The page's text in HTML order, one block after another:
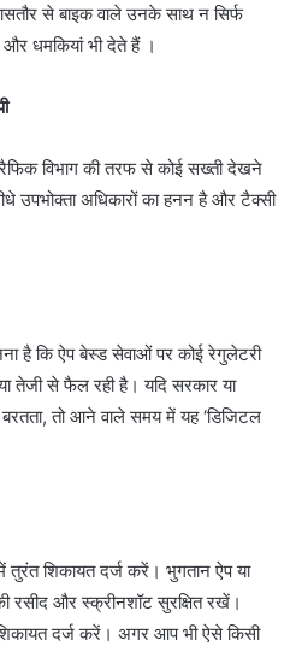
से बाइक वाले उनके साथ न सिर्फ
और धमकियां भी देते हैं ।
विभाग की तरफ से कोई सख्ती देखने
उपभोक्ता अधिकारों का हनन है और टैक्सी
है कि ऐप बेस्ड सेवाओं पर कोई रेगुलेटरी
तेजी से फैल रही है। यदि सरकार या
तो आने वाले समय में यह ‘डिजिटल
शिकायत दर्ज करें। भुगतान ऐप या
और स्क्रीनशॉट सुरक्षित रखें।
दर्ज करें। अगर आप भी ऐसे किसी